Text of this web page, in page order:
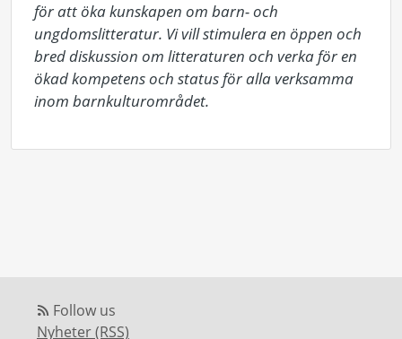
för att öka kunskapen om barn- och
ungdomslitteratur. Vi vill stimulera en öppen och
bred diskussion om litteraturen och verka för en
ökad kompetens och status för alla verksamma
inom barnkulturområdet.
Follow us
Nyheter (RSS)